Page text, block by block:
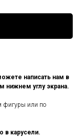
написать нам в
нижнем углу экрана.
фигуры или по
в карусели.